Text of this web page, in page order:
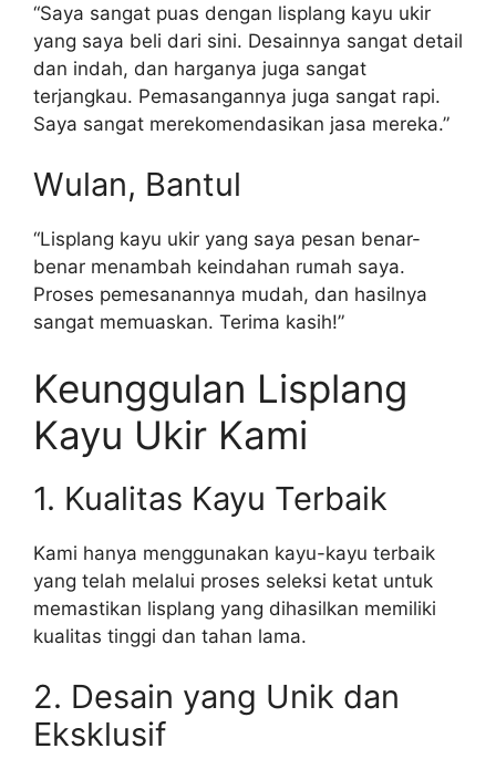
“Saya sangat puas dengan lisplang kayu ukir
yang saya beli dari sini. Desainnya sangat detail
dan indah, dan harganya juga sangat
terjangkau. Pemasangannya juga sangat rapi.
Saya sangat merekomendasikan jasa mereka.”
Wulan, Bantul
“Lisplang kayu ukir yang saya pesan benar-
benar menambah keindahan rumah saya.
Proses pemesanannya mudah, dan hasilnya
sangat memuaskan. Terima kasih!”
Keunggulan Lisplang
Kayu Ukir Kami
1. Kualitas Kayu Terbaik
Kami hanya menggunakan kayu-kayu terbaik
yang telah melalui proses seleksi ketat untuk
memastikan lisplang yang dihasilkan memiliki
kualitas tinggi dan tahan lama.
2. Desain yang Unik dan
Eksklusif